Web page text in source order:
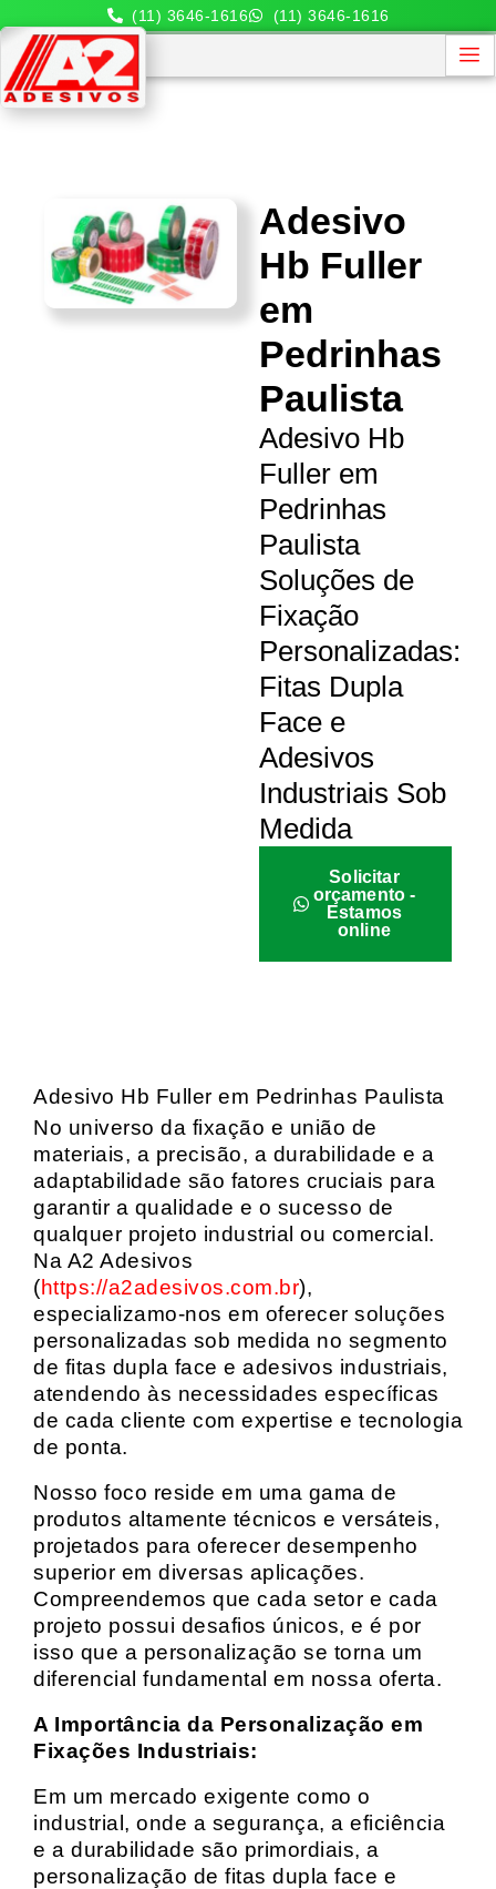
(11) 3646-1616 (11) 3646-1616
Adesivo
Hb Fuller
em
Pedrinhas
Paulista
Adesivo Hb
Fuller em
Pedrinhas
Paulista
Soluções de
Fixação
Personalizadas:
Fitas Dupla
Face e
Adesivos
Industriais Sob
Medida
Solicitar
orçamento -
Estamos
online
Adesivo Hb Fuller em Pedrinhas Paulista
No universo da fixação e união de
materiais, a precisão, a durabilidade e a
adaptabilidade são fatores cruciais para
garantir a qualidade e o sucesso de
qualquer projeto industrial ou comercial.
Na A2 Adesivos
(https://a2adesivos.com.br),
especializamo-nos em oferecer soluções
personalizadas sob medida no segmento
de fitas dupla face e adesivos industriais,
atendendo às necessidades específicas
de cada cliente com expertise e tecnologia
de ponta.
Nosso foco reside em uma gama de
produtos altamente técnicos e versáteis,
projetados para oferecer desempenho
superior em diversas aplicações.
Compreendemos que cada setor e cada
projeto possui desafios únicos, e é por
isso que a personalização se torna um
diferencial fundamental em nossa oferta.
A Importância da Personalização em
Fixações Industriais:
Em um mercado exigente como o
industrial, onde a segurança, a eficiência
e a durabilidade são primordiais, a
personalização de fitas dupla face e